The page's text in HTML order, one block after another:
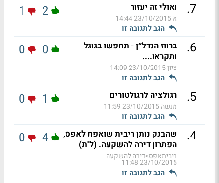
7
. ואולי זה יעזור
א23/10/2015 14:44
הגב לתגובה זו
2
1
6
.
ברווז הנדל״ן - תחפשו בגוגל
ותקראו....
ציון23/10/2015 14:09
הגב לתגובה זו
0
0
5
. רגולציה לרגולטורים
מנשה23/10/2015 11:59
הגב לתגובה זו
1
0
4
.
שהבנק נותן ריבית שואפת לאפס,
הפתרון דירה להשקעה. (ל"ת)
ריביתאפס>דירה להשקעה
23/10/2015 11:48
הגב לתגובה זו
4
0